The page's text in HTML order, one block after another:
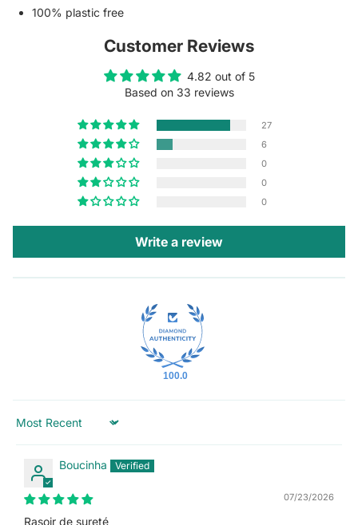
100% plastic free
Customer Reviews
4.82 out of 5
Based on 33 reviews
27
6
0
0
0
Write a review
100.0
Sort by
Boucinha
07/23/2026
Rasoir de sureté